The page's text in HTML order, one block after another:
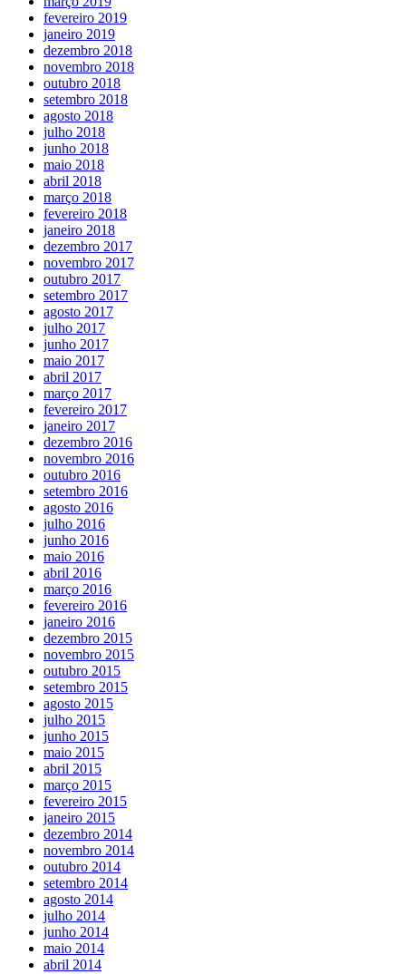
fevereiro 2019
janeiro 2019
dezembro 2018
novembro 2018
outubro 2018
setembro 2018
agosto 2018
julho 2018
junho 2018
maio 2018
abril 2018
março 2018
fevereiro 2018
janeiro 2018
dezembro 2017
novembro 2017
outubro 2017
setembro 2017
agosto 2017
julho 2017
junho 2017
maio 2017
abril 2017
março 2017
fevereiro 2017
janeiro 2017
dezembro 2016
novembro 2016
outubro 2016
setembro 2016
agosto 2016
julho 2016
junho 2016
maio 2016
abril 2016
março 2016
fevereiro 2016
janeiro 2016
dezembro 2015
novembro 2015
outubro 2015
setembro 2015
agosto 2015
julho 2015
junho 2015
maio 2015
abril 2015
março 2015
fevereiro 2015
janeiro 2015
dezembro 2014
novembro 2014
outubro 2014
setembro 2014
agosto 2014
julho 2014
junho 2014
maio 2014
abril 2014